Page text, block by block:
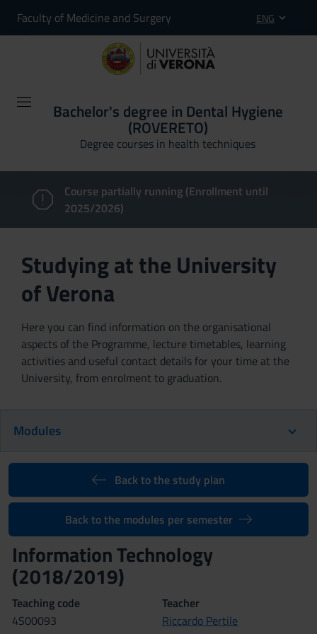
Faculty of Medicine and Surgery ENG
Bachelor's degree in Dental Hygiene
(ROVERETO)
Degree courses in health techniques
Course partially running (Enrollment until
2025/2026)
Studying at the University
of Verona
Here you can find information on the organisational
aspects of the Programme, lecture timetables, learning
activities and useful contact details for your time at the
University, from enrolment to graduation.
Modules
Back to the study plan
Back to the modules per semester
Information Technology
(2018/2019)
Teaching code
4S00093
Teacher
Riccardo Pertile